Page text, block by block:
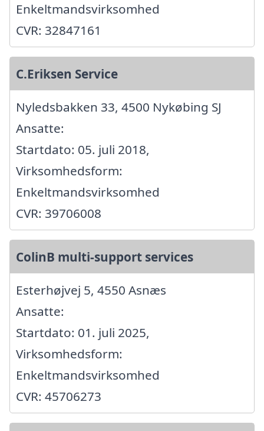
Enkeltmandsvirksomhed
CVR: 32847161
C.Eriksen Service
Nyledsbakken 33, 4500 Nykøbing SJ
Ansatte:
Startdato: 05. juli 2018,
Virksomhedsform:
Enkeltmandsvirksomhed
CVR: 39706008
ColinB multi-support services
Esterhøjvej 5, 4550 Asnæs
Ansatte:
Startdato: 01. juli 2025,
Virksomhedsform:
Enkeltmandsvirksomhed
CVR: 45706273